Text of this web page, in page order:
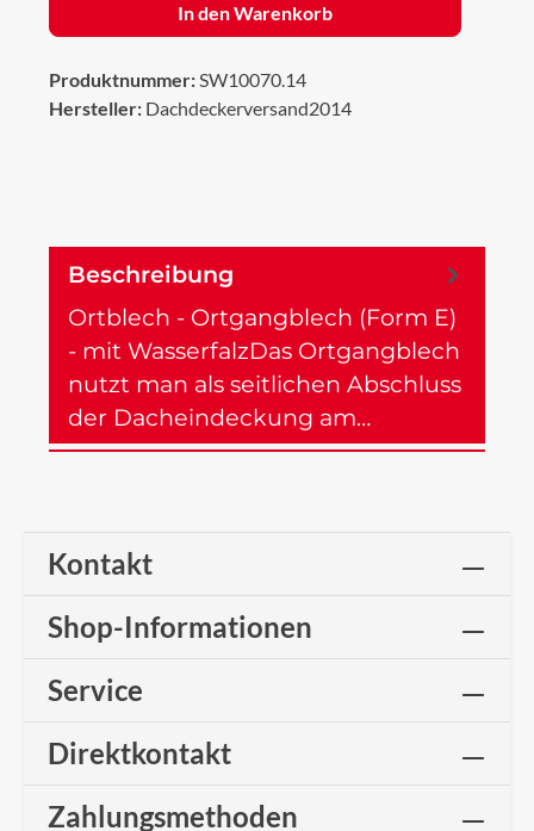
In den Warenkorb
Produktnummer:SW10070.14
Hersteller: Dachdeckerversand2014
Beschreibung
Ortblech - Ortgangblech (Form E)
- mit WasserfalzDas Ortgangblech
nutzt man als seitlichen Abschluss
der Dacheindeckung am…
Kontakt
Shop-Informationen
Service
Direktkontakt
Zahlungsmethoden